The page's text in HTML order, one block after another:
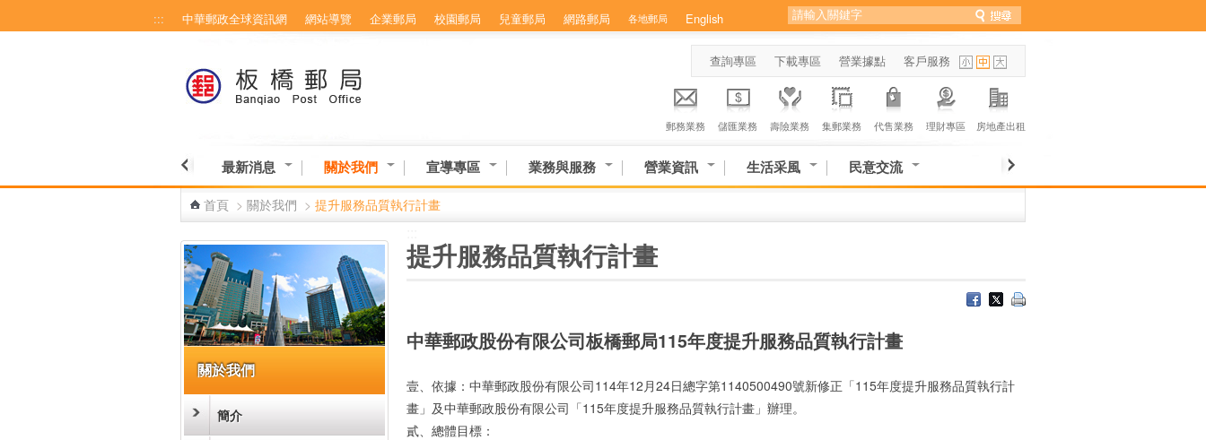
::: 中華郵政全球資訊網 網站導覽 企業郵局 校園郵局 兒童郵局 網路郵局 各地郵局 English
查詢專區 下載專區 營業據點 客戶服務
郵務業務 儲匯業務 壽險業務 集郵業務 代售業務 理財專區 房地產出租
最新消息 關於我們 宣導專區 業務與服務 營業資訊 生活采風 民意交流
首頁 > 關於我們 > 提升服務品質執行計畫
關於我們
簡介
提升服務品質執行計畫
中華郵政股份有限公司板橋郵局115年度提升服務品質執行計畫
壹、依據：中華郵政股份有限公司114年12月24日總字第1140500490號新修正「115年度提升服務品質執行計
畫」及中華郵政股份有限公司「115年度提升服務品質執行計畫」辦理。
貳、總體目標：